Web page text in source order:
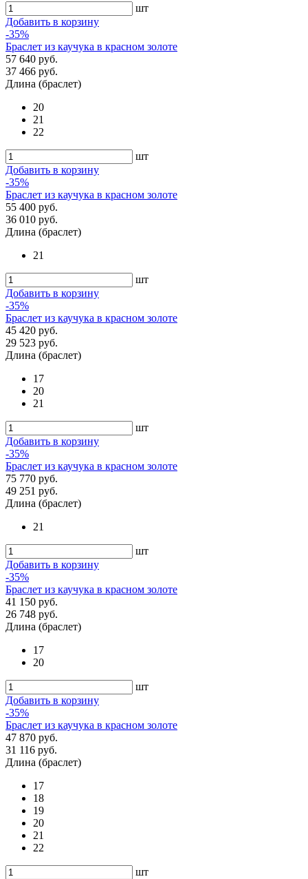
шт
Добавить в корзину
-35%
Браслет из каучука в красном золоте
57 640 руб.
37 466 руб.
Длина (браслет)
20
21
22
шт
Добавить в корзину
-35%
Браслет из каучука в красном золоте
55 400 руб.
36 010 руб.
Длина (браслет)
21
шт
Добавить в корзину
-35%
Браслет из каучука в красном золоте
45 420 руб.
29 523 руб.
Длина (браслет)
17
20
21
шт
Добавить в корзину
-35%
Браслет из каучука в красном золоте
75 770 руб.
49 251 руб.
Длина (браслет)
21
шт
Добавить в корзину
-35%
Браслет из каучука в красном золоте
41 150 руб.
26 748 руб.
Длина (браслет)
17
20
шт
Добавить в корзину
-35%
Браслет из каучука в красном золоте
47 870 руб.
31 116 руб.
Длина (браслет)
17
18
19
20
21
22
шт